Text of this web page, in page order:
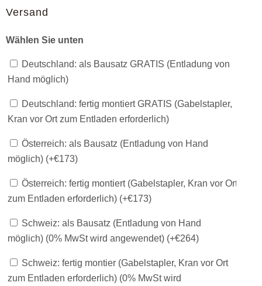
Versand
Wählen Sie unten
Deutschland: als Bausatz GRATIS (Entladung von
Hand möglich)
Deutschland: fertig montiert GRATIS (Gabelstapler,
Kran vor Ort zum Entladen erforderlich)
Österreich: als Bausatz (Entladung von Hand
möglich) (+€173)
Österreich: fertig montiert (Gabelstapler, Kran vor Ort
zum Entladen erforderlich) (+€173)
Schweiz: als Bausatz (Entladung von Hand
möglich) (0% MwSt wird angewendet) (+€264)
Schweiz: fertig montier (Gabelstapler, Kran vor Ort
zum Entladen erforderlich) (0% MwSt wird